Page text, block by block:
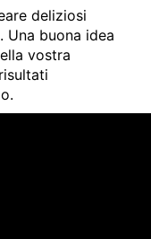
deliziosi
buona idea
vostra